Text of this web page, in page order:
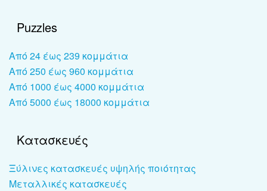
Puzzles
Από 24 έως 239 κομμάτια
Από 250 έως 960 κομμάτια
Από 1000 έως 4000 κομμάτια
Από 5000 έως 18000 κομμάτια
Κατασκευές
Ξύλινες κατασκευές υψηλής ποιότητας
Μεταλλικές κατασκευές